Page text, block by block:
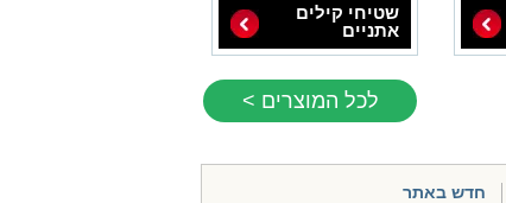
שטיחי קילים
אתניים
לכל המוצרים >
חדש באתר